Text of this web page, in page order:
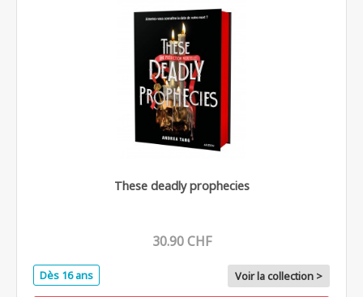
These deadly prophecies
30.90 CHF
Dès 16 ans Voir la collection >